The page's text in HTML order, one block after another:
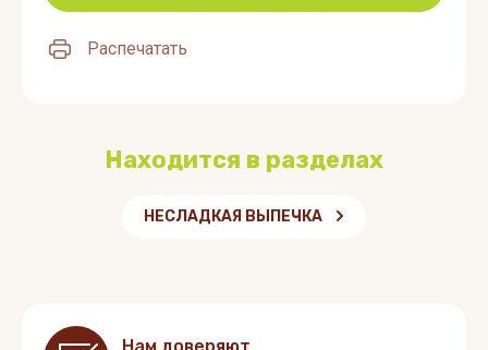
Распечатать
Находится в разделах
НЕСЛАДКАЯ ВЫПЕЧКА
Нам доверяют